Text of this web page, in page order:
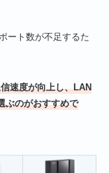
ート数が不足するた
速度が向上し、LAN
ぶのがおすすめで